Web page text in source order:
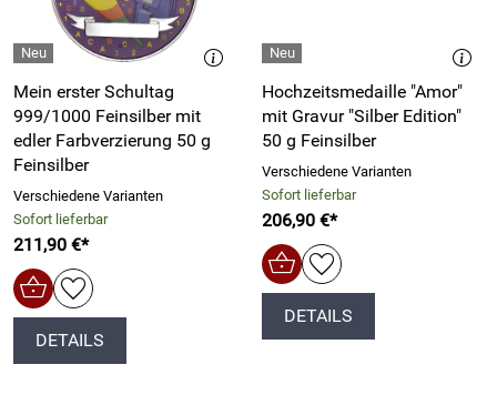
Mein erster Schultag
999/1000 Feinsilber mit
edler Farbverzierung 50 g
Feinsilber
Verschiedene Varianten
Sofort lieferbar
211,90 €*
DETAILS
Hochzeitsmedaille "Amor"
mit Gravur "Silber Edition"
50 g Feinsilber
Verschiedene Varianten
Sofort lieferbar
206,90 €*
DETAILS